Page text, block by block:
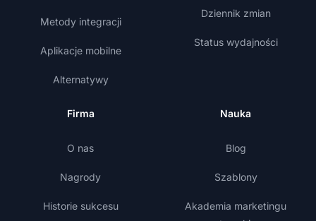
Metody integracji
Aplikacje mobilne
Alternatywy
Dziennik zmian
Status wydajności
Firma
O nas
Nagrody
Historie sukcesu
Nauka
Blog
Szablony
Akademia marketingu